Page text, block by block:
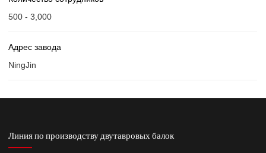
500 - 3,000
Адрес завода
NingJin
Линия по производству двутавровых балок